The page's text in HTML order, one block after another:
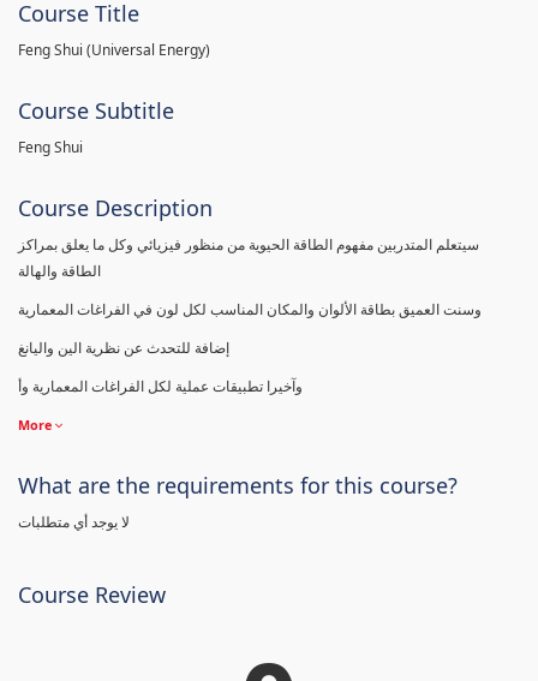
Course Title
Feng Shui (Universal Energy)
Course Subtitle
Feng Shui
Course Description
سيتعلم المتدربين مفهوم الطاقة الحيوية من منظور فيزيائي وكل ما يعلق بمراكز
الطاقة والهالة
وسنت العميق بطاقة الألوان والمكان المناسب لكل لون في الفراغات المعمارية
إضافة للتحدث عن نظرية الين واليانغ
وآخيرا تطبيقات عملية لكل الفراغات المعمارية وأ
More
What are the requirements for this course?
لا يوجد أي متطلبات
Course Review